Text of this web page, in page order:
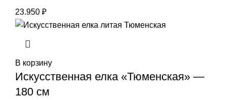
23.950 ₽
В корзину
Искусственная елка «Тюменская» —
180 см